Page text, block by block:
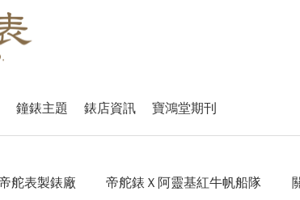
鐘錶主題 錶店資訊 寶鴻堂期刊
舵表製錶廠 帝舵錶Ｘ阿靈基紅牛帆船隊